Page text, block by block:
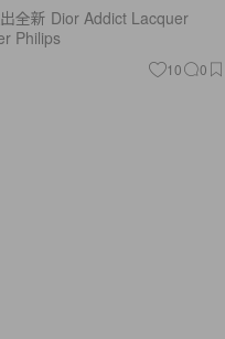
全新 Dior Addict Lacquer
Philips
10 0